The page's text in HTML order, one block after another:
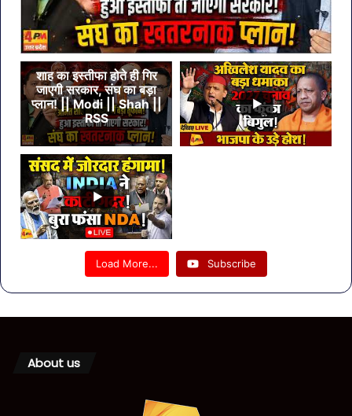
शाह का इस्तीफा होते ही गिर
जाएगी सरकार, संघ का बड़ा
प्लान! || Modi || Shah ||
RSS
Load More... Subscribe
About us